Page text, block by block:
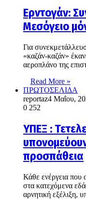
Ερντογάν:
Μεσόγειο
Για
«καζάν-καζάν»
αεροπλάνο της
Read More »
ΠΡΩΤΟΣΕΛΙΔΑ
reportaz4 Μαΐου,
0 252
ΥΠΕΞ :
προσπάθεια
Κάθε ενέργεια που
στα κατεχόμενα
αρνητική εξέλιξη,